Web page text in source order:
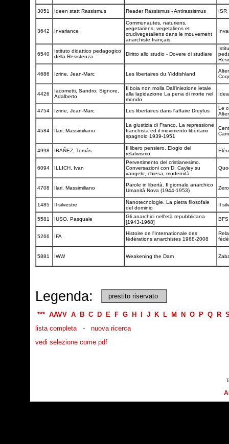
3051 Ideen statt Rassismus Reader Rassismus - Antirassismus ISR
3642 Invariance
Communautes, naturiens,
vegetariens, vegetaliens et
crudivegetaliens dans le mouvement
anarchiste français
6540
Istituto didattico pedagogico
della Resistenza
Diritto allo studio - Dovere di studiare
4686 Izrine, Jean-Marc Les libertaires du Yiddishland
4426
Iacometti, Sandro; Signore,
Adalberto
Il boia non molla Dall'iniezione letale
alla lapidazione La pena di morte nel
mondo
4754 Izrine, Jean-Marc Les libertaires dans l'affaire Dreyfus
Le
4584 Ilari, Massimiliano
La giustizia di Franco. La repressione
franchista ed il movimento libertario
spagnolo 1939-1951
4998 IBAÑEZ, Tomás
Il libero pensiero. Elogio del
relativismo.
6094 ILLICH, Ivan
Pervertimento del cristianesimo.
Conversazioni con D. Cayley su
vangelo, chiesa, modernità
4708 Ilari, Massimiliano
Parole in libertà. Il giornale anarchico
Umanità Nova (1944-1953)
1485 Il silvestre
Nanotecnologie. La pietra filosofale
del dominio
Il
5581 IUSO, Pasquale
Gli anarchici nell'età repubblicana
[1943-1968]
5266 IFA
Histoire de l'Internationale des
fédérations anarchistes 1968-2008
5881 IWW Weakening the Dam
Legenda: prestito riservato
*** AAVV A B C D E F G H J K L M N O P Q R
lista completa- nuova ricerca
vedi selezione come pdf